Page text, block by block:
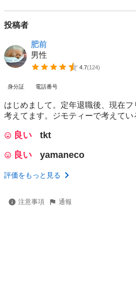
投稿者
肥前
男性
4.7(124)
身分証 電話番号
はじめまして。定年退職後、現在
考えてます。ジモティーで考えてい
良い
tkt
良い
yamaneco
評価をもっと見る
注意事項 通報